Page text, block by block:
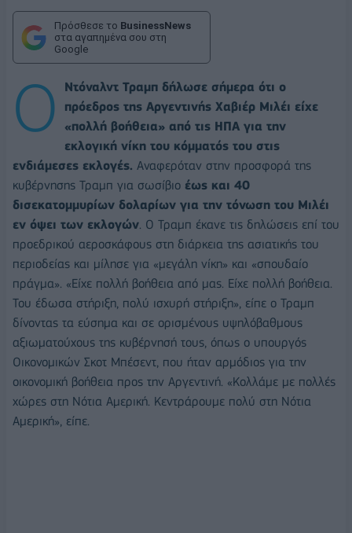
Πρόσθεσε το BusinessNews
στα αγαπημένα σου στη
Google
Ο
Ντόναλντ Τραμπ δήλωσε σήμερα ότι ο
πρόεδρος της Αργεντινής Χαβιέρ Μιλέι είχε
«πολλή βοήθεια» από τις ΗΠΑ για την
εκλογική νίκη του κόμματός του στις
ενδιάμεσες εκλογές. Αναφερόταν στην προσφορά της
κυβέρνησης Τραμπ για σωσίβιο έως και 40
δισεκατομμυρίων δολαρίων για την τόνωση του Μιλέι
εν όψει των εκλογών. Ο Τραμπ έκανε τις δηλώσεις επί του
προεδρικού αεροσκάφους στη διάρκεια της ασιατικής του
περιοδείας και μίλησε για «μεγάλη νίκη» και «σπουδαίο
πράγμα». «Είχε πολλή βοήθεια από μας. Είχε πολλή βοήθεια.
Του έδωσα στήριξη, πολύ ισχυρή στήριξη», είπε ο Τραμπ
δίνοντας τα εύσημα και σε ορισμένους υψηλόβαθμους
αξιωματούχους της κυβέρνησή τους, όπως ο υπουργός
Οικονομικών Σκοτ Μπέσεντ, που ήταν αρμόδιος για την
οικονομική βοήθεια προς την Αργεντινή. «Κολλάμε με πολλές
χώρες στη Νότια Αμερική. Κεντράρουμε πολύ στη Νότια
Αμερική», είπε.